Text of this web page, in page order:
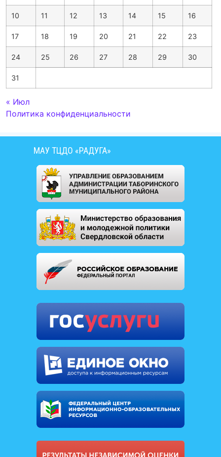
10 11 12 13 14 15 16
17 18 19 20 21 22 23
24 25 26 27 28 29 30
31
« Июл
Политика конфиденциальности
МАУ ТЦДО «РАДУГА»